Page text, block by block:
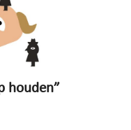
houden”